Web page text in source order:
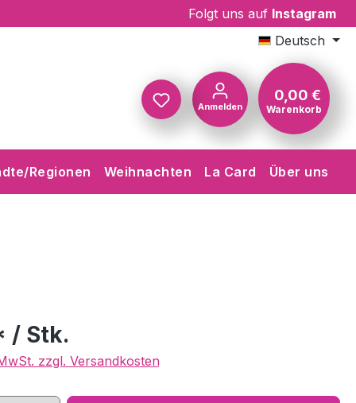
Folgt uns auf Instagram
Deutsch
Anmelden
0,00 €
Warenkorb
Regionen Weihnachten La Card Über uns
/ Stk.
zzgl. Versandkosten